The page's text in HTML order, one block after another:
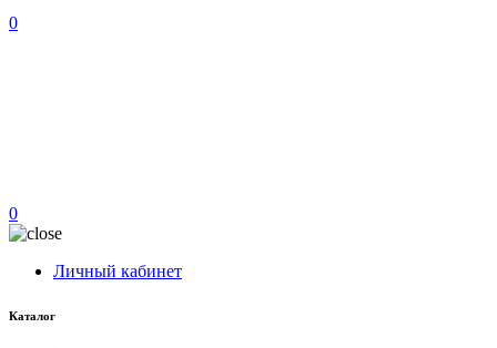
0
0
Личный кабинет
Каталог